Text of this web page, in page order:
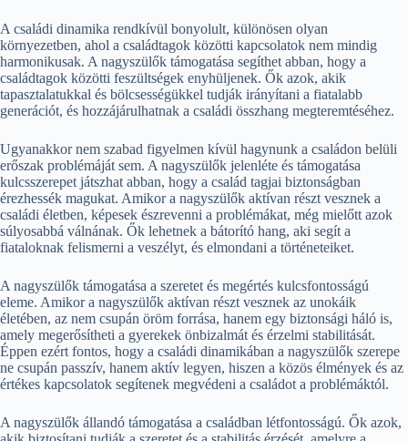
A családi dinamika rendkívül bonyolult, különösen olyan
környezetben, ahol a családtagok közötti kapcsolatok nem mindig
harmonikusak. A nagyszülők támogatása segíthet abban, hogy a
családtagok közötti feszültségek enyhüljenek. Ők azok, akik
tapasztalatukkal és bölcsességükkel tudják irányítani a fiatalabb
generációt, és hozzájárulhatnak a családi összhang megteremtéséhez.
Ugyanakkor nem szabad figyelmen kívül hagynunk a családon belüli
erőszak problémáját sem. A nagyszülők jelenléte és támogatása
kulcsszerepet játszhat abban, hogy a család tagjai biztonságban
érezhessék magukat. Amikor a nagyszülők aktívan részt vesznek a
családi életben, képesek észrevenni a problémákat, még mielőtt azok
súlyosabbá válnának. Ők lehetnek a bátorító hang, aki segít a
fiataloknak felismerni a veszélyt, és elmondani a történeteiket.
A nagyszülők támogatása a szeretet és megértés kulcsfontosságú
eleme. Amikor a nagyszülők aktívan részt vesznek az unokáik
életében, az nem csupán öröm forrása, hanem egy biztonsági háló is,
amely megerősítheti a gyerekek önbizalmát és érzelmi stabilitását.
Éppen ezért fontos, hogy a családi dinamikában a nagyszülők szerepe
ne csupán passzív, hanem aktív legyen, hiszen a közös élmények és az
értékes kapcsolatok segítenek megvédeni a családot a problémáktól.
A nagyszülők állandó támogatása a családban létfontosságú. Ők azok,